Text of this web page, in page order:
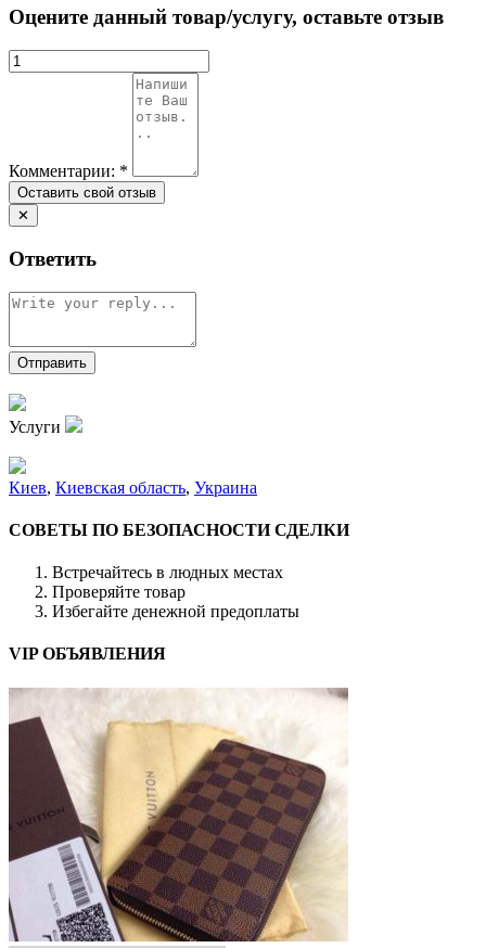
Оцените данный товар/услугу, оставьте отзыв
Комментарии: *
✕
Ответить
Услуги
Киев, Киевская область, Украина
СОВЕТЫ ПО БЕЗОПАСНОСТИ СДЕЛКИ
Встречайтесь в людных местах
Проверяйте товар
Избегайте денежной предоплаты
VIP ОБЪЯВЛЕНИЯ